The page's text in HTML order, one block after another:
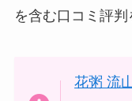
を含む口コミ評判
花粥 流